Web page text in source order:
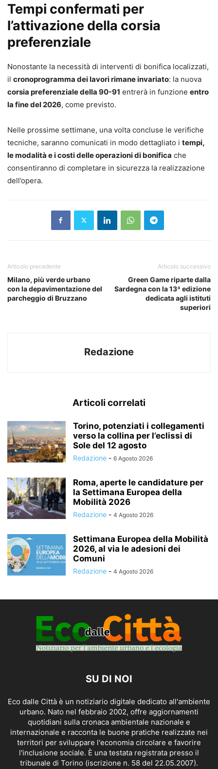
Tempi confermati per
l’attivazione della corsia
preferenziale
Nonostante la necessità di interventi di bonifica localizzati,
il cronoprogramma dei lavori rimane invariato: la nuova
corsia preferenziale della 90-91 entrerà in funzione entro
la fine del 2026, come previsto.
Nelle prossime settimane, una volta concluse le verifiche
tecniche, saranno comunicati in modo dettagliato i tempi,
le modalità e i costi delle operazioni di bonifica che
consentiranno di completare in sicurezza la realizzazione
dell’opera.
Articolo precedente
Milano, più verde urbano
con la depavimentazione del
parcheggio di Bruzzano
Articolo successivo
Green Game riparte dalla
Sardegna con la 13ª edizione
dedicata agli istituti
superiori
Redazione
Articoli correlati
Torino, potenziati i collegamenti
verso la collina per l’eclissi di
Sole del 12 agosto
Redazione - 6 Agosto 2026
Roma, aperte le candidature per
la Settimana Europea della
Mobilità 2026
Redazione - 4 Agosto 2026
Settimana Europea della Mobilità
2026, al via le adesioni dei
Comuni
Redazione - 4 Agosto 2026
SU DI NOI
Eco dalle Città è un notiziario digitale dedicato all'ambiente
urbano. Nato nel febbraio 2002, offre aggiornamenti
quotidiani sulla cronaca ambientale nazionale e
internazionale e racconta le buone pratiche realizzate nei
territori per sviluppare l'economia circolare e favorire
l'inclusione sociale. È una testata registrata presso il
tribunale di Torino (iscrizione n. 58 del 22.05.2007).